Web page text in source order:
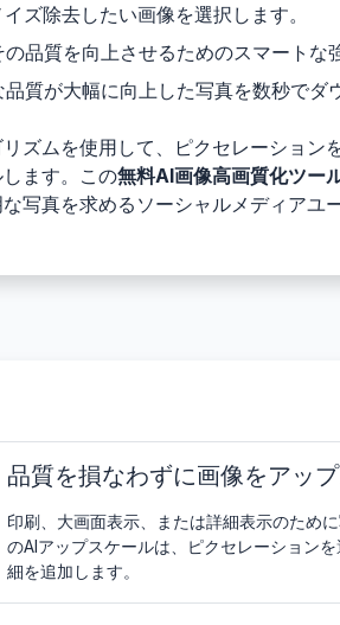
ズ除去したい画像を選択します。
品質を向上させるためのスマートな
質が大幅に向上した写真を数秒でダ
ズムを使用して、ピクセレーション
ます。この無料AI画像高画質化ツー
写真を求めるソーシャルメディアユ
品質を損なわずに画像をアッ
印刷、大画面表示、または詳細表示のため
のAIアップスケールは、ピクセレーション
細を追加します。